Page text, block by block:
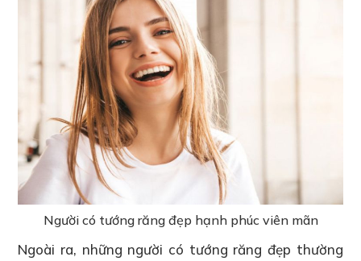
Người có tướng răng đẹp hạnh phúc viên mãn
Ngoài ra, những người có tướng răng đẹp thường